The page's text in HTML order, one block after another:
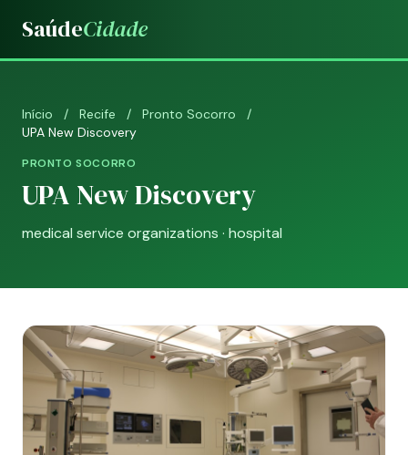
SaúdeCidade
Início / Recife / Pronto Socorro
/
UPA New Discovery
PRONTO SOCORRO
UPA New Discovery
medical service organizations · hospital